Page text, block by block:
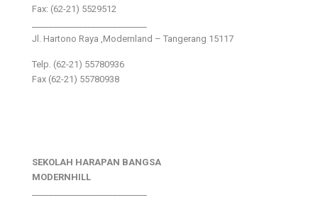
Fax: (62-21) 5529512
Jl. Hartono Raya ,Modernland – Tangerang 15117
Telp. (62-21) 55780936
Fax (62-21) 55780938
SEKOLAH HARAPAN BANGSA
MODERNHILL